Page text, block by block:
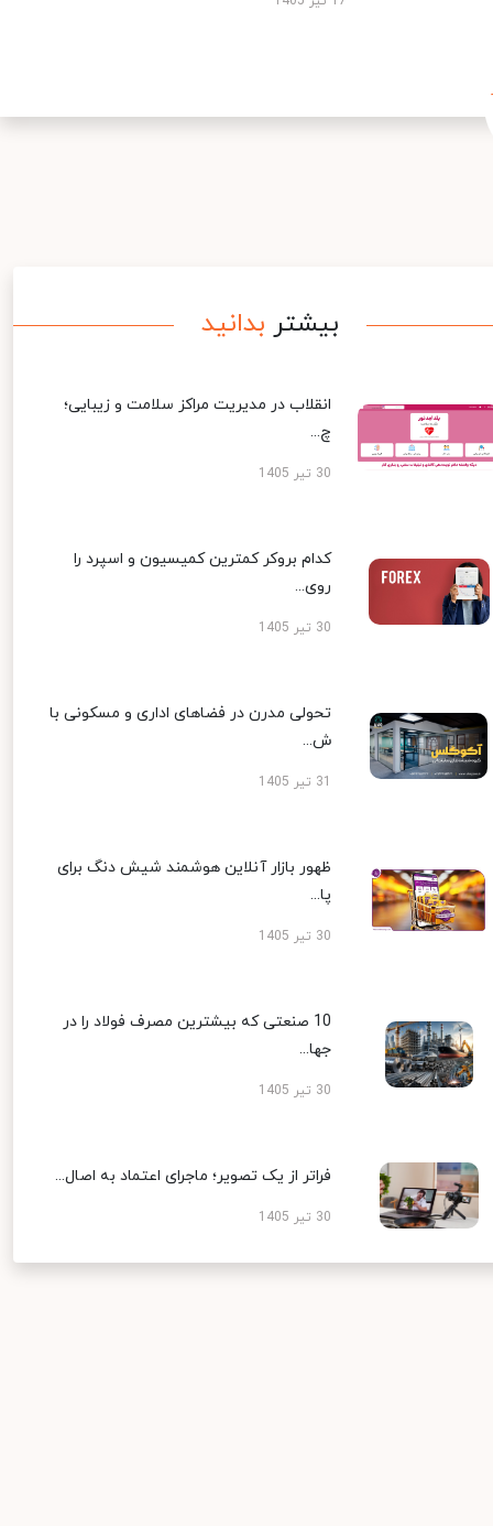
بیشتر بدانید
انقلاب در مدیریت مراکز سلامت و زیبایی؛
چ...
30 تیر 1405
کدام بروکر کمترین کمیسیون و اسپرد را
روی...
30 تیر 1405
تحولی مدرن در فضاهای اداری و مسکونی با
ش...
ظهور بازار آنلاین هوشمند شیش دنگ برای
پا...
30 تیر 1405
10 صنعتی که بیشترین مصرف فولاد را در
جها...
30 تیر 1405
فراتر از یک تصویر؛ ماجرای اعتماد به اصال...
30 تیر 1405